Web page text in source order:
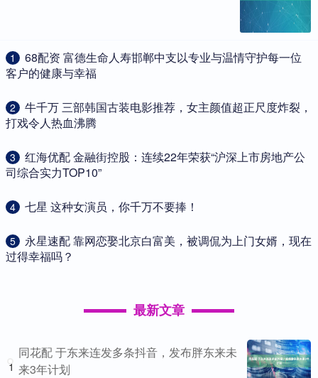
1
​68配资 富德生命人寿邯郸中支以专业与温情守护每一位
客户的健康与幸福
2
​牛千万 三部韩国古装电影推荐，女主颜值超正尺度炸裂，
打戏令人热血沸腾
3
​红海优配 金融街控股：连续22年荣获“沪深上市房地产公
司综合实力TOP10”
4 ​七星 这种女演员，你千万不要捧！
5
​永星速配 靠网恋娶北京白富美，被调侃为上门女婿，现在
过得幸福吗？
最新文章
1
同花配 于东来连发多条抖音，发布胖东来未
来3年计划